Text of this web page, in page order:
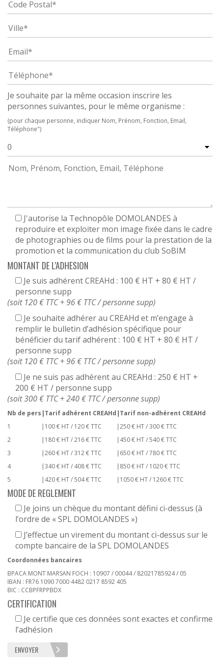
Je souhaite par la même occasion inscrire les
personnes suivantes, pour le même organisme :
(pour chaque personne, indiquer Nom, Prénom, Fonction, Email,
Téléphone")
J'autorise la Technopôle DOMOLANDES à
reproduire et exploiter mon image fixée dans le cadre
de photographies ou de films pour la prestation de la
promotion et la communication du club SoBIM
MONTANT DE L'ADHESION
Je suis adhérent CREAHd : 100 € HT + 80 € HT /
personne supp
(soit 120 € TTC + 96 € TTC / personne supp)
Je souhaite adhérer au CREAHd et m’engage à
remplir le bulletin d’adhésion spécifique pour
bénéficier du tarif adhérent : 100 € HT + 80 € HT /
personne supp
(soit 120 € TTC + 96 € TTC / personne supp)
Je ne suis pas adhérent au CREAHd : 250 € HT +
200 € HT / personne supp
(soit 300 € TTC + 240 € TTC / personne supp)
Nb de pers |Tarif adhérent CREAHd |Tarif non-adhérent CREAHd
1
| 100 € HT / 120 € TTC |250 € HT / 300 € TTC
2
| 180 € HT / 216 € TTC | 450 € HT / 540 € TTC
3
|260 € HT / 312 € TTC | 650 € HT / 780 € TTC
4
|340 € HT / 408 € TTC | 850 € HT / 1020 € TTC
5
| 420 € HT / 504 € TTC | 1050 € HT / 1260 € TTC
MODE DE REGLEMENT
Je joins un chèque du montant défini ci-dessus (à
l’ordre de « SPL DOMOLANDES »)
J’effectue un virement du montant ci-dessus sur le
compte bancaire de la SPL DOMOLANDES
Coordonnées bancaires
BPACA MONT MARSAN FOCH : 10907 / 00044 / 82021785924 / 05
IBAN : FR76 1090 7000 4482 0217 8592 405
BIC : CCBPFRPPBDX
CERTIFICATION
Je certifie que ces données sont exactes et confirme
l’adhésion